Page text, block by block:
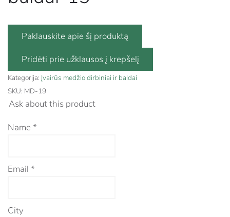
Paklauskite apie šį produktą
Kategorija: Įvairūs medžio dirbiniai ir baldai
SKU: MD-19
Ask about this product
Name *
Email *
City